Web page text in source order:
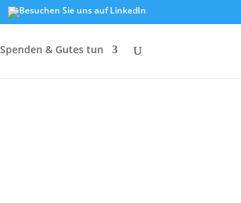
Spenden & Gutes tun